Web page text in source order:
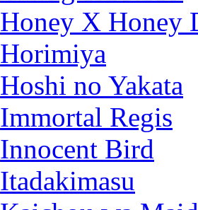
Honey X Honey
Horimiya
Hoshi no Yakata
Immortal Regis
Innocent Bird
Itadakimasu